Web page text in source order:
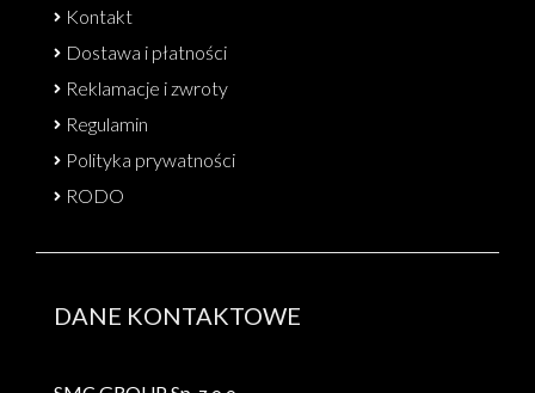
Kontakt
Dostawa i płatności
Reklamacje i zwroty
Regulamin
Polityka prywatności
RODO
DANE KONTAKTOWE